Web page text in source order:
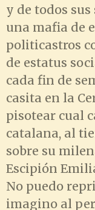
y de todos
una mafia de
politicastros
de estatus
cada fin de
casita en la
pisotear cual
catalana, al
sobre su
Escipión
No puedo
imagino al